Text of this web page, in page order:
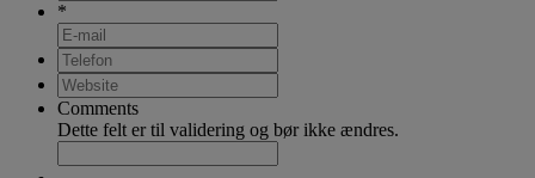
*
Comments
Dette felt er til validering og bør ikke ændres.